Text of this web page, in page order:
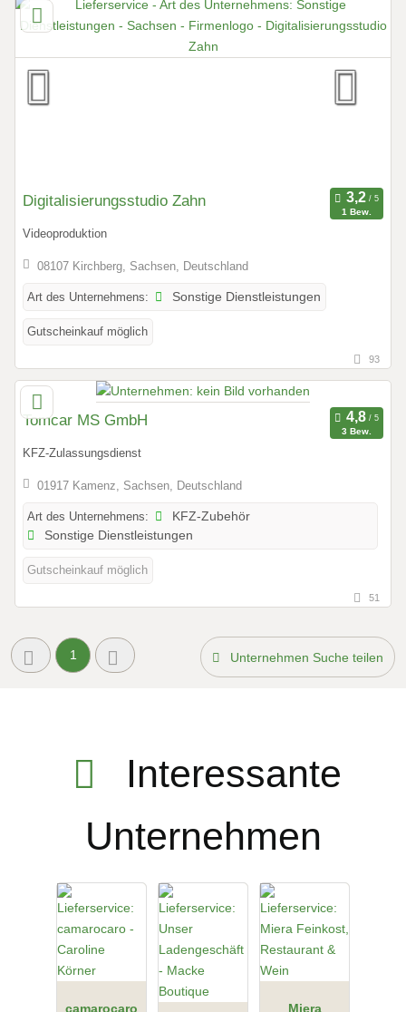
Digitalisierungsstudio Zahn
1 Bew.
Videoproduktion
08107 Kirchberg, Sachsen, Deutschland
Art des Unternehmens: Sonstige Dienstleistungen
Gutscheinkauf möglich
93
Tomcar MS GmbH
3 Bew.
KFZ-Zulassungsdienst
01917 Kamenz, Sachsen, Deutschland
Art des Unternehmens:
KFZ-Zubehör
Sonstige Dienstleistungen
Gutscheinkauf möglich
51
1 Unternehmen Suche teilen
Interessante
Unternehmen
camarocaro Miera